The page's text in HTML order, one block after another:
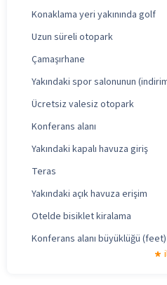
Konaklama yeri yakınında golf
Uzun süreli otopark
Çamaşırhane
Yakındaki spor salonunun
Ücretsiz valesiz otopark
Konferans alanı
Yakındaki kapalı havuza giriş
Teras
Yakındaki açık havuza erişim
Otelde bisiklet kiralama
Konferans alanı büyüklüğü (feet)